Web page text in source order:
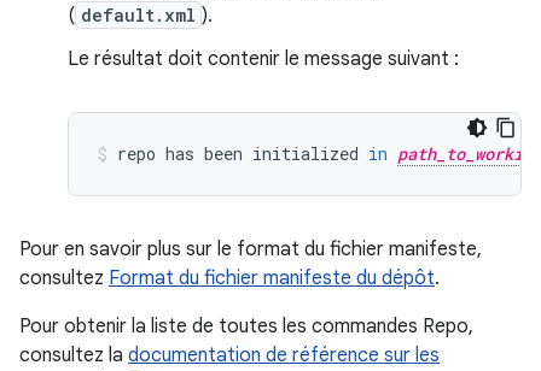
( default.xml ).
Le résultat doit contenir le message suivant :
repo has been initialized in
Pour en savoir plus sur le format du fichier manifeste,
consultez Format du fichier manifeste du dépôt.
Pour obtenir la liste de toutes les commandes Repo,
consultez la documentation de référence sur les